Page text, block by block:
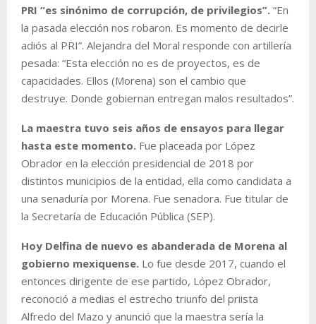
PRI “es sinónimo de corrupción, de privilegios”. “En
la pasada elección nos robaron. Es momento de decirle
adiós al PRI”. Alejandra del Moral responde con artillería
pesada: “Esta elección no es de proyectos, es de
capacidades. Ellos (Morena) son el cambio que
destruye. Donde gobiernan entregan malos resultados”.
La maestra tuvo seis años de ensayos para llegar
hasta este momento. Fue placeada por López
Obrador en la elección presidencial de 2018 por
distintos municipios de la entidad, ella como candidata a
una senaduría por Morena. Fue senadora. Fue titular de
la Secretaría de Educación Pública (SEP).
Hoy Delfina de nuevo es abanderada de Morena al
gobierno mexiquense. Lo fue desde 2017, cuando el
entonces dirigente de ese partido, López Obrador,
reconoció a medias el estrecho triunfo del priista
Alfredo del Mazo y anunció que la maestra sería la